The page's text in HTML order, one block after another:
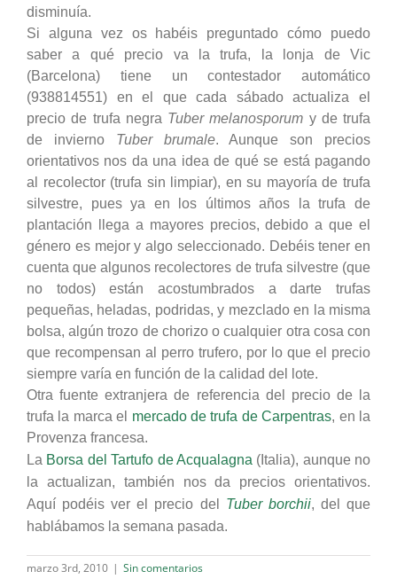
disminuía.
Si alguna vez os habéis preguntado cómo puedo
saber a qué precio va la trufa, la lonja de Vic
(Barcelona) tiene un contestador automático
(938814551) en el que cada sábado actualiza el
precio de trufa negra Tuber melanosporum y de trufa
de invierno Tuber brumale. Aunque son precios
orientativos nos da una idea de qué se está pagando
al recolector (trufa sin limpiar), en su mayoría de trufa
silvestre, pues ya en los últimos años la trufa de
plantación llega a mayores precios, debido a que el
género es mejor y algo seleccionado. Debéis tener en
cuenta que algunos recolectores de trufa silvestre (que
no todos) están acostumbrados a darte trufas
pequeñas, heladas, podridas, y mezclado en la misma
bolsa, algún trozo de chorizo o cualquier otra cosa con
que recompensan al perro trufero, por lo que el precio
siempre varía en función de la calidad del lote.
Otra fuente extranjera de referencia del precio de la
trufa la marca el mercado de trufa de Carpentras, en la
Provenza francesa.
La Borsa del Tartufo de Acqualagna (Italia), aunque no
la actualizan, también nos da precios orientativos.
Aquí podéis ver el precio del Tuber borchii, del que
hablábamos la semana pasada.
marzo 3rd, 2010 | Sin comentarios